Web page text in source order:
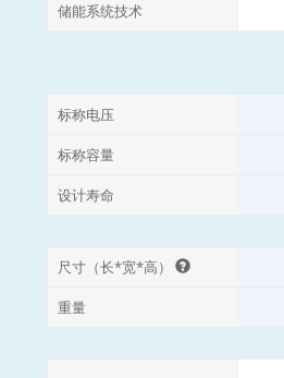
储能系统技术
标称电压
标称容量
设计寿命
尺寸（长*宽*高）
重量